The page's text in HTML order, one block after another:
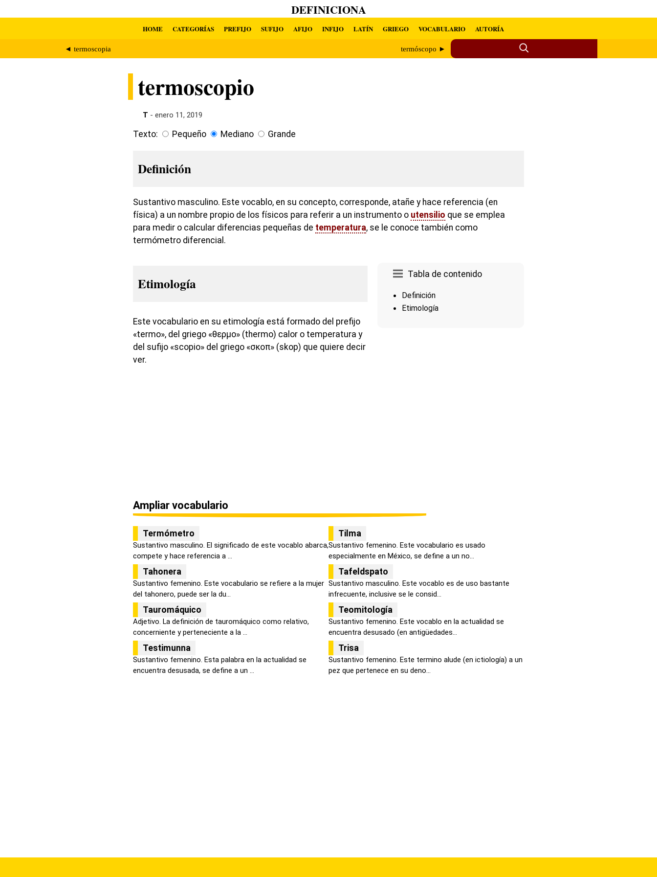
DEFINICIONA
HOME CATEGORÍAS PREFIJO SUFIJO AFIJO INFIJO LATÍN GRIEGO VOCABULARIO AUTORÍA
◄ termoscopia termóscopo ►
termoscopio
T - enero 11, 2019
Texto: Pequeño Mediano Grande
Definición
Sustantivo masculino. Este vocablo, en su concepto, corresponde, atañe y hace referencia (en
física) a un nombre propio de los físicos para referir a un instrumento o utensilio que se emplea
para medir o calcular diferencias pequeñas de temperatura, se le conoce también como
termómetro diferencial.
Tabla de contenido
Definición
Etimología
Etimología
Este vocabulario en su etimología está formado del prefijo
«termo», del griego «θερμο» (thermo) calor o temperatura y
del sufijo «scopio» del griego «σκοπ» (skop) que quiere decir
ver.
Ampliar vocabulario
Termómetro
Sustantivo masculino. El significado de este vocablo abarca,
compete y hace referencia a ...
Tilma
Sustantivo femenino. Este vocabulario es usado
especialmente en México, se define a un no...
Tahonera
Sustantivo femenino. Este vocabulario se refiere a la mujer
del tahonero, puede ser la du...
Tafeldspato
Sustantivo masculino. Este vocablo es de uso bastante
infrecuente, inclusive se le consid...
Tauromáquico
Adjetivo. La definición de tauromáquico como relativo,
concerniente y perteneciente a la ...
Teomitología
Sustantivo femenino. Este vocablo en la actualidad se
encuentra desusado (en antigüedades...
Testimunna
Sustantivo femenino. Esta palabra en la actualidad se
encuentra desusada, se define a un ...
Trisa
Sustantivo femenino. Este termino alude (en ictiología) a un
pez que pertenece en su deno...